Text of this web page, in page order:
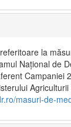
la
Național de
Campaniei
masuri-de-